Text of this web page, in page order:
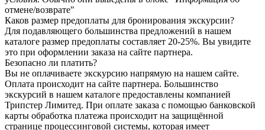
отмене/возврате"
Каков размер предоплаты для бронирования экскурсии?
Для подавляющего большинства предложений в нашем
каталоге размер предоплаты составляет 20-25%. Вы увидите
это при оформлении заказа на сайте партнера.
Безопасно ли платить?
Вы не оплачиваете экскурсию напрямую на нашем сайте.
Оплата происходит на сайте партнера. Большинство
экскурсий в нашем каталоге предоставлены компанией
Трипстер Лимитед. При оплате заказа с помощью банковской
карты обработка платежа происходит на защищённой
странице процессинговой системы, которая имеет